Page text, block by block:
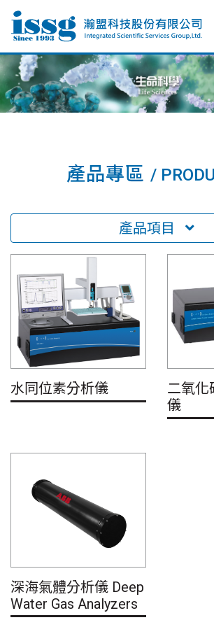
產品專區 /
產品項目
水同位素分析儀
二氧化
儀
深海氣體分析儀 Deep
Water Gas Analyzers